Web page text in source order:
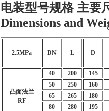
电装型号规格 主要
Dimensions and
2.5MPa DN L D
凸面法兰
RF
40 200
145
50
250
160
65
265
180
80
280
195